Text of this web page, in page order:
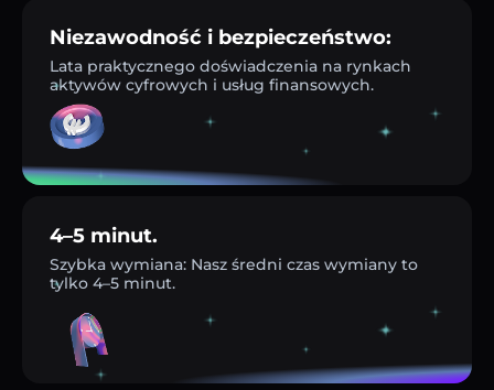
Niezawodność i bezpieczeństwo:
Lata praktycznego doświadczenia na rynkach
aktywów cyfrowych i usług finansowych.
4–5 minut.
Szybka wymiana: Nasz średni czas wymiany to
tylko 4–5 minut.